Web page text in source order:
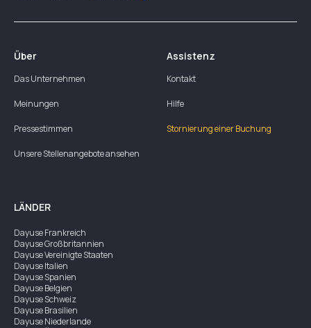
Über
Das Unternehmen
Meinungen
Pressestimmen
Unsere Stellenangebote ansehen
Assistenz
Kontakt
Hilfe
Stornierung einer Buchung
LÄNDER
DayuseFrankreich
DayuseGroßbritannien
DayuseVereinigte Staaten
DayuseItalien
DayuseSpanien
DayuseBelgien
DayuseSchweiz
DayuseBrasilien
DayuseNiederlande